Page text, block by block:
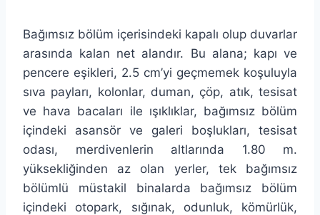
Bağımsız bölüm içerisindeki kapalı olup duvarlar
arasında kalan net alandır. Bu alana; kapı ve
pencere eşikleri, 2.5 cm’yi geçmemek koşuluyla
sıva payları, kolonlar, duman, çöp, atık, tesisat
ve hava bacaları ile ışıklıklar, bağımsız bölüm
içindeki asansör ve galeri boşlukları, tesisat
odası, merdivenlerin altlarında 1.80 m.
yüksekliğinden az olan yerler, tek bağımsız
bölümlü müstakil binalarda bağımsız bölüm
içindeki otopark, sığınak, odunluk, kömürlük,